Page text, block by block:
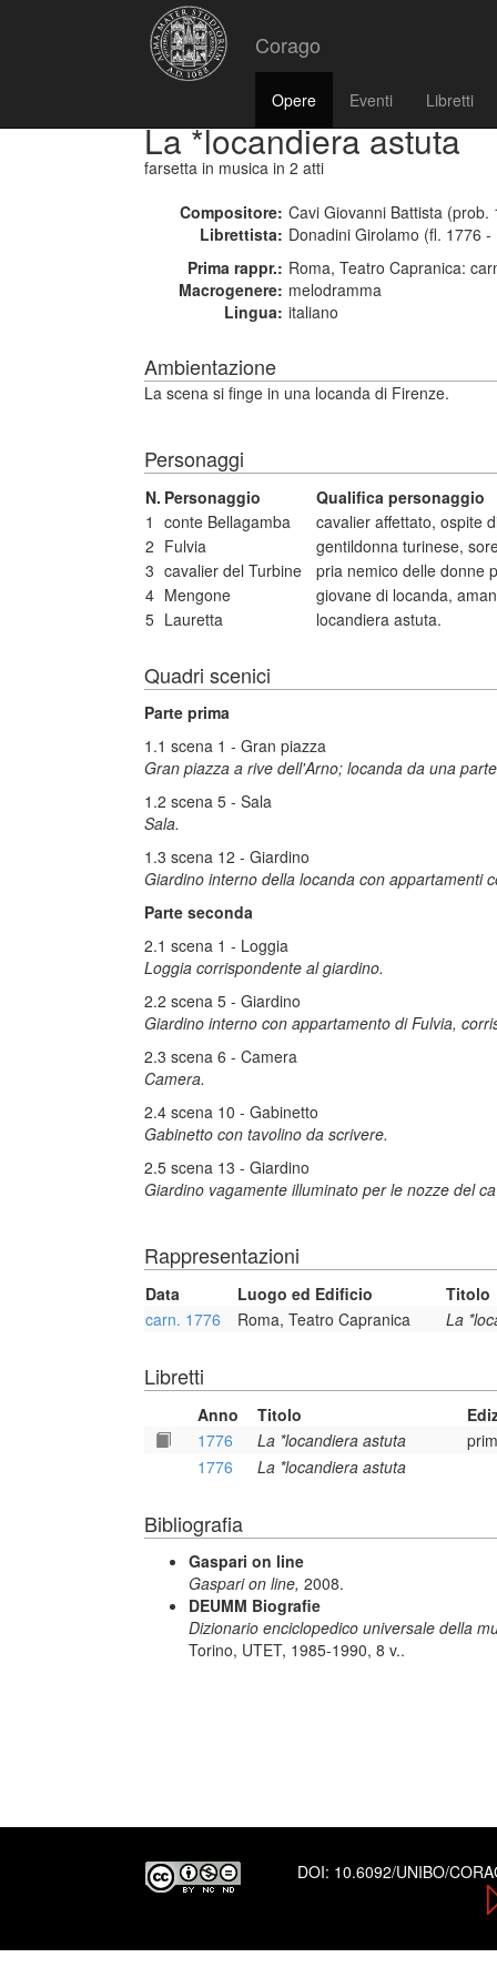
Corago
Opere Eventi Libretti
La *locandiera astuta
farsetta in musica in 2 atti
Compositore: Cavi Giovanni Battista
Librettista: Donadini Girolamo (fl. 1776 -
Prima rappr.: Roma, Teatro Capranica:
Macrogenere: melodramma
Lingua: italiano
Ambientazione
La scena si finge in una locanda di Firenze.
Personaggi
N. Personaggio
Qualifica personaggio
1 conte Bellagamba
cavalier affettato, ospite
2 Fulvia
gentildonna turinese,
3 cavalier del Turbine
pria nemico delle donne
4 Mengone
giovane di locanda,
5 Lauretta locandiera astuta.
Quadri scenici
Parte prima
1.1 scena 1 - Gran piazza
Gran piazza a rive dell'Arno; locanda da una
1.2 scena 5 - Sala
Sala.
1.3 scena 12 - Giardino
Giardino interno della locanda con appartamenti
Parte seconda
2.1 scena 1 - Loggia
Loggia corrispondente al giardino.
2.2 scena 5 - Giardino
Giardino interno con appartamento di Fulvia,
2.3 scena 6 - Camera
Camera.
2.4 scena 10 - Gabinetto
Gabinetto con tavolino da scrivere.
2.5 scena 13 - Giardino
Giardino vagamente illuminato per le nozze del
Rappresentazioni
Data Luogo ed Edificio
Titolo
carn. 1776
Roma, Teatro Capranica La
Libretti
Anno Titolo
1776
La *locandiera astuta
1776
La *locandiera astuta
Bibliografia
Gaspari on line
Gaspari on line, 2008.
DEUMM Biografie
Dizionario enciclopedico universale della
Torino, UTET, 1985-1990, 8 v..
DOI: 10.6092/UNIBO/